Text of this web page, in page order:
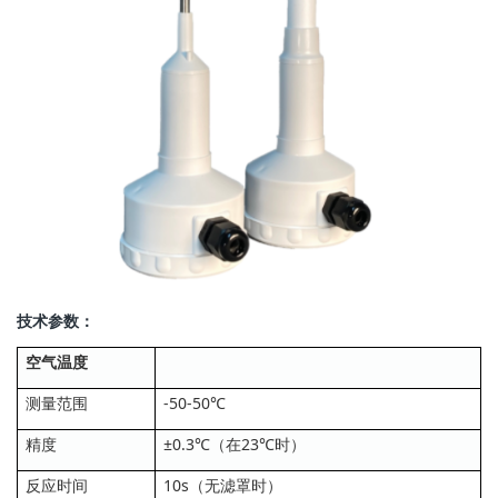
技术参数：
空气温度
测量范围
-50-50℃
精度
±0.3℃（在23℃时）
反应时间
10s（无滤罩时）